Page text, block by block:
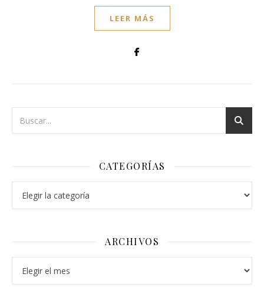
LEER MÁS
CATEGORÍAS
ARCHIVOS